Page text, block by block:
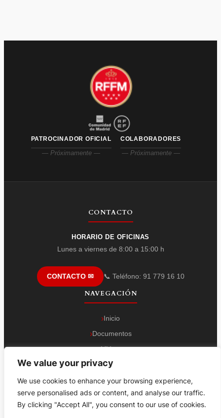
We value your privacy
We use cookies to enhance your browsing experience,
serve personalised ads or content, and analyse our traffic.
By clicking "Accept All", you consent to our use of cookies.
PATROCINADOR OFICIAL
— Próximamente —
COLABORADORES
— Próximamente —
CONTACTO
HORARIO DE OFICINAS
Lunes a viernes de 8:00 a 15:00 h
CONTACTO ✉ 📞 Teléfono: 91 779 16 10
NAVEGACIÓN
Inicio
Documentos
Vídeos
Contacto